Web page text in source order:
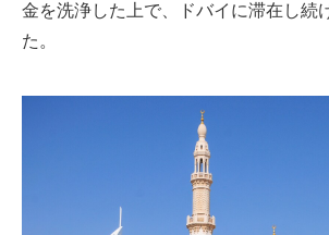
金を洗浄した上で、ドバイに滞在し続
た。